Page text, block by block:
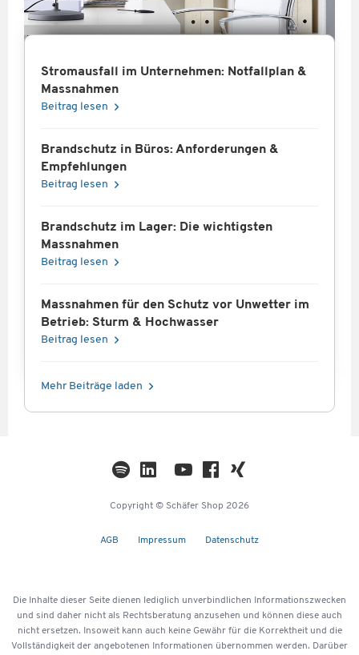
Stromausfall im Unternehmen: Notfallplan &
Massnahmen
Beitrag lesen
Brandschutz in Büros: Anforderungen &
Empfehlungen
Beitrag lesen
Brandschutz im Lager: Die wichtigsten
Massnahmen
Beitrag lesen
Massnahmen für den Schutz vor Unwetter im
Betrieb: Sturm & Hochwasser
Beitrag lesen
Mehr Beiträge laden
Copyright © Schäfer Shop 2026
AGB Impressum Datenschutz
Die Inhalte dieser Seite dienen lediglich unverbindlichen Informationszwecken
und sind daher nicht als Rechtsberatung anzusehen und können diese auch
nicht ersetzen. Insoweit kann auch keine Gewähr für die Korrektheit und die
Vollständigkeit der angebotenen Informationen übernommen werden. Darüber